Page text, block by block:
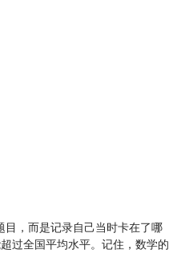
，而是记录自己当时卡在了哪
过全国平均水平。记住，数学的